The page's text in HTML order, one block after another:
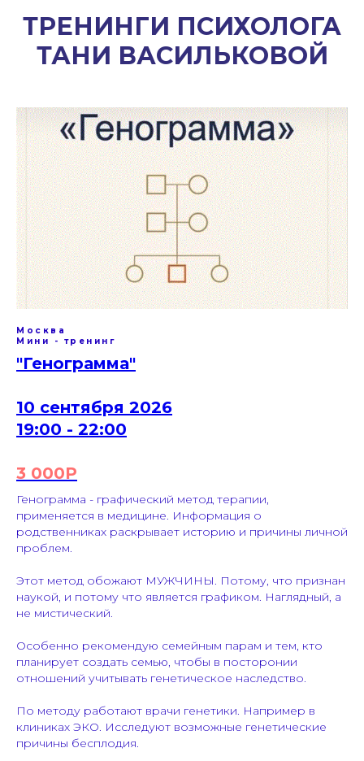
ТРЕНИНГИ ПСИХОЛОГА
ТАНИ ВАСИЛЬКОВОЙ
Москва
Мини - тренинг
"Генограмма"
10 сентября 2026
19:00 - 22:00
3 000Р
Генограмма - графический метод терапии,
применяется в медицине. Информация о
родственниках раскрывает историю и причины личной
проблем.
Этот метод обожают МУЖЧИНЫ. Потому, что признан
наукой, и потому что является графиком. Наглядный, а
не мистический.
Особенно рекомендую семейным парам и тем, кто
планирует создать семью, чтобы в посторонии
отношений учитывать генетическое наследство.
По методу работают врачи генетики. Например в
клиниках ЭКО. Исследуют возможные генетические
причины бесплодия.